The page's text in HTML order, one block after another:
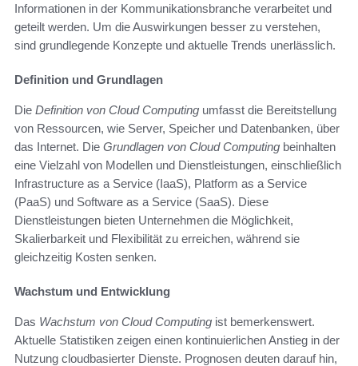
Informationen in der Kommunikationsbranche verarbeitet und
geteilt werden. Um die Auswirkungen besser zu verstehen,
sind grundlegende Konzepte und aktuelle Trends unerlässlich.
Definition und Grundlagen
Die Definition von Cloud Computing umfasst die Bereitstellung
von Ressourcen, wie Server, Speicher und Datenbanken, über
das Internet. Die Grundlagen von Cloud Computing beinhalten
eine Vielzahl von Modellen und Dienstleistungen, einschließlich
Infrastructure as a Service (IaaS), Platform as a Service
(PaaS) und Software as a Service (SaaS). Diese
Dienstleistungen bieten Unternehmen die Möglichkeit,
Skalierbarkeit und Flexibilität zu erreichen, während sie
gleichzeitig Kosten senken.
Wachstum und Entwicklung
Das Wachstum von Cloud Computing ist bemerkenswert.
Aktuelle Statistiken zeigen einen kontinuierlichen Anstieg in der
Nutzung cloudbasierter Dienste. Prognosen deuten darauf hin,